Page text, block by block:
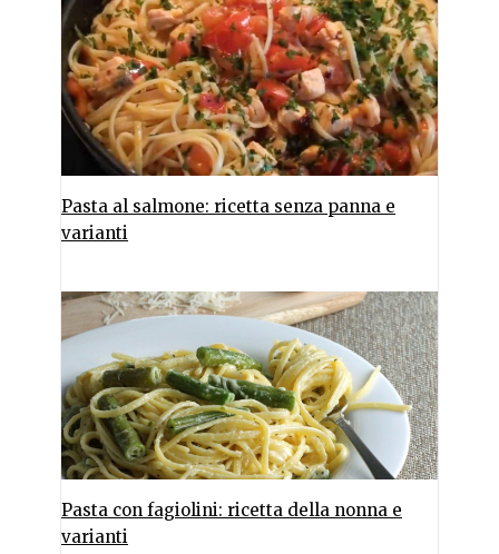
Pasta al salmone: ricetta senza panna e
varianti
Pasta con fagiolini: ricetta della nonna e
varianti